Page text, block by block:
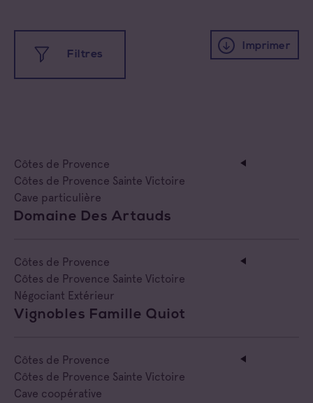
Filtres
Imprimer
Coteaux d'Aix-en-Provence
Coteaux Varois en Provence
Côtes de Provence Fréjus
Côtes de Provence La Londe
Côtes de Provence Pierrefeu
Toutes les familles
Cave coopérative
Négoce vinificateur
Negociant
Négociant Extérieur
Côtes de Provence
Côtes de Provence Sainte Victoire
Cave particulière
Domaine Des Artauds
Côtes de Provence
Côtes de Provence Sainte Victoire
Négociant Extérieur
Vignobles Famille Quiot
Côtes de Provence
Côtes de Provence Sainte Victoire
Cave coopérative